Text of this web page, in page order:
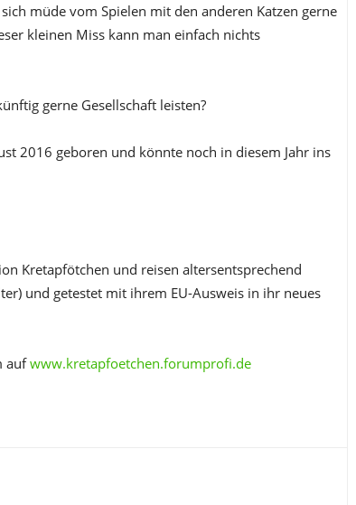
müde vom Spielen mit den anderen Katzen gerne
kleinen Miss kann man einfach nichts
gerne Gesellschaft leisten?
2016 geboren und könnte noch in diesem Jahr ins
Kretapfötchen und reisen altersentsprechend
und getestet mit ihrem EU-Ausweis in ihr neues
aufwww.kretapfoetchen.forumprofi.de